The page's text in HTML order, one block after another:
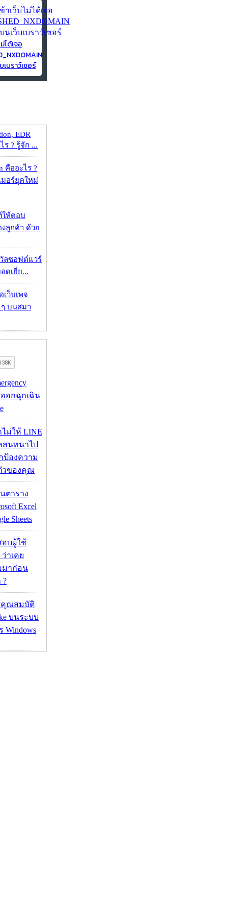
ได้เจอ
บราว์เซอร์
EDR
ร ? รู้จัก ...
คืออะไร ?
อร์ยุคใหม่
ห้ตอบ
ลูกค้า ด้วย
วัลซอฟต์แวร์
ดเยี่ย...
ว็บเพจ
บนสมา
ออกฉุกเฉิน
ม่ให้ LINE
สนทนาไป
ป้องความ
วของคุณ
ตาราง
Excel
Sheets
อบผู้ใช้
ว่าเคย
มาก่อน
?
คุณสมบัติ
บนระบบ
Windows